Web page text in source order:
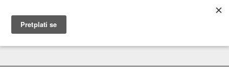
MUŽEVNI BUDITE